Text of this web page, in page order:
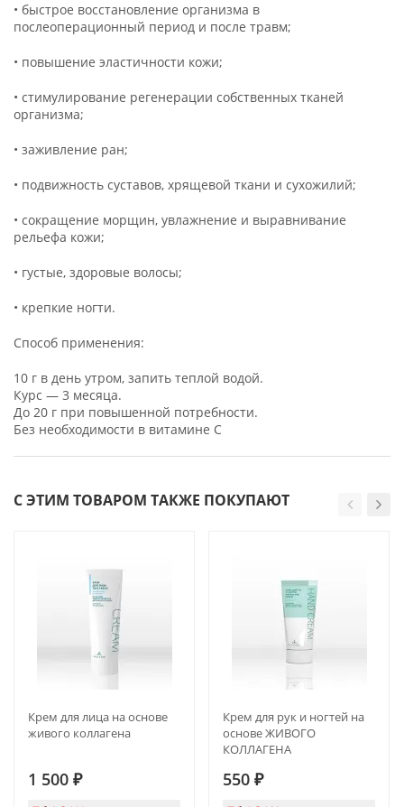
• быстрое восстановление организма в
послеоперационный период и после травм;
• повышение эластичности кожи;
• стимулирование регенерации собственных тканей
организма;
• заживление ран;
• подвижность суставов, хрящевой ткани и сухожилий;
• сокращение морщин, увлажнение и выравнивание
рельефа кожи;
• густые, здоровые волосы;
• крепкие ногти.
Способ применения:
10 г в день утром, запить теплой водой.
Курс — 3 месяца.
До 20 г при повышенной потребности.
Без необходимости в витамине C
С ЭТИМ ТОВАРОМ ТАКЖЕ ПОКУПАЮТ
Крем для лица на основе
живого коллагена
1 500 ₽
Крем для рук и ногтей на
основе ЖИВОГО
КОЛЛАГЕНА
550 ₽